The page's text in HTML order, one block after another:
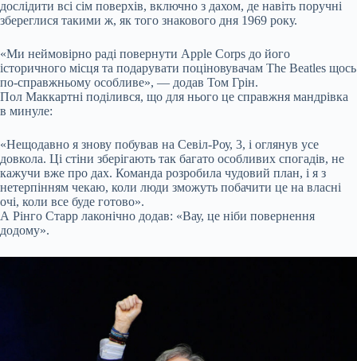
дослідити всі сім поверхів, включно з дахом, де навіть поручні
збереглися такими ж, як того знакового дня 1969 року.
«Ми неймовірно раді повернути Apple Corps до його
історичного місця та подарувати поціновувачам The Beatles щось
по-справжньому особливе», — додав Том Грін.
Пол Маккартні поділився, що для нього це справжня мандрівка
в минуле:
«Нещодавно я знову побував на Севіл-Роу, 3, і оглянув усе
довкола. Ці стіни зберігають так багато особливих спогадів, не
кажучи вже про дах. Команда розробила чудовий план, і я з
нетерпінням чекаю, коли люди зможуть побачити це на власні
очі, коли все буде готово».
А Рінго Старр лаконічно додав: «Вау, це ніби повернення
додому».